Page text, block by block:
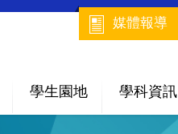
媒體報導
學生園地 學科資訊